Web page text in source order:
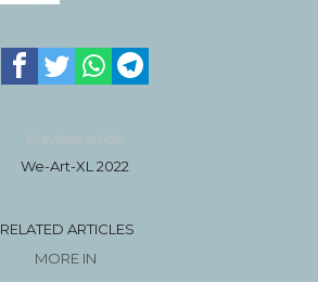
Previous article
We-Art-XL 2022
RELATED ARTICLES
MORE IN